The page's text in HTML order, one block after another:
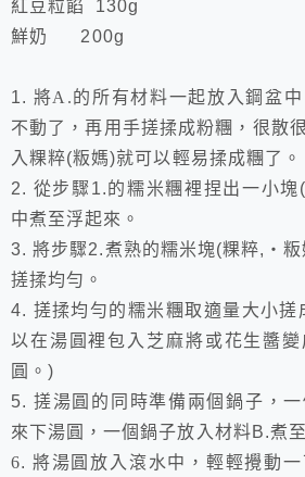
紅豆粒餡
130g
鮮奶
200g
1. 將A.的所有材料一起放入鋼盆
不動了，再用手搓揉成粉糰，很散
入粿粹(粄媽)就可以輕易揉成糰了。
2. 從步驟 1.的糯米糰裡捏出一小塊 (
中煮至浮起來。
3.將步驟2.煮熟的糯米塊(粿粹, ‧粄
搓揉均勻。
4. 搓揉均勻的糯米糰取適量大小搓
以在湯圓裡包入芝麻將或花生醬
圓。)
5. 搓湯圓的同時準備兩個鍋子，
來下湯圓，一個鍋子放入材料B.煮
6. 將湯圓放入滾水中，輕輕攪動